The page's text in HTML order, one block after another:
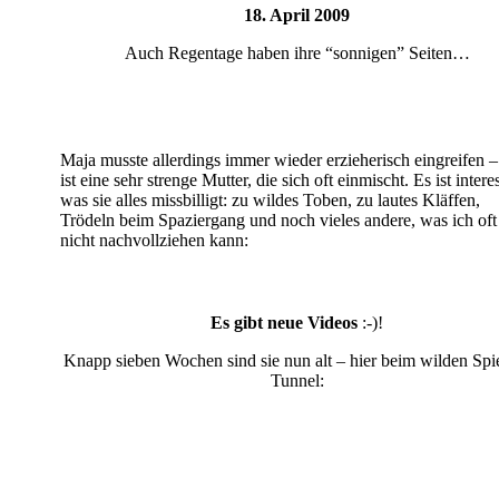
18. April 2009
Auch Regentage haben ihre “sonnigen” Seiten…
Maja musste allerdings immer wieder erzieherisch eingreifen
ist eine sehr strenge Mutter, die sich oft einmischt. Es ist
was sie alles missbilligt: zu wildes Toben, zu lautes Kläffen,
Trödeln beim Spaziergang und noch vieles andere, was ich
nicht nachvollziehen kann:
Es gibt neue Videos :-)!
Knapp sieben Wochen sind sie nun alt – hier beim wilden
Tunnel: